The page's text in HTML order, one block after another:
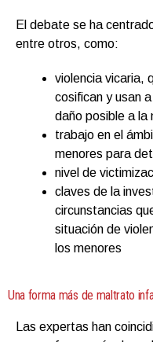
El debate se ha
entre otros, como:
violencia vicaria,
cosifican y usan
daño posible a la
trabajo en el
menores para
nivel de
claves de la
circunstancias
situación de
los menores
Una forma más de maltrato
Las expertas han